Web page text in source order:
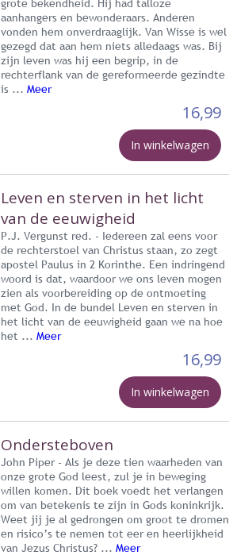
aanhangers en bewonderaars. Anderen
vonden hem onverdraaglijk. Van Wisse is wel
gezegd dat aan hem niets alledaags was. Bij
zijn leven was hij een begrip, in de
rechterflank van de gereformeerde gezindte
is ... Meer
16,99
In winkelwagen
Leven en sterven in het licht
van de eeuwigheid
P.J. Vergunst red. - Iedereen zal eens voor
de rechterstoel van Christus staan, zo zegt
apostel Paulus in 2 Korinthe. Een indringend
woord is dat, waardoor we ons leven mogen
zien als voorbereiding op de ontmoeting
met God. In de bundel Leven en sterven in
het licht van de eeuwigheid gaan we na hoe
het ... Meer
16,99
In winkelwagen
Ondersteboven
John Piper - Als je deze tien waarheden van
onze grote God leest, zul je in beweging
willen komen. Dit boek voedt het verlangen
om van betekenis te zijn in Gods koninkrijk.
Weet jij je al gedrongen om groot te dromen
en risico’s te nemen tot eer en heerlijkheid
van Jezus Christus? ... Meer